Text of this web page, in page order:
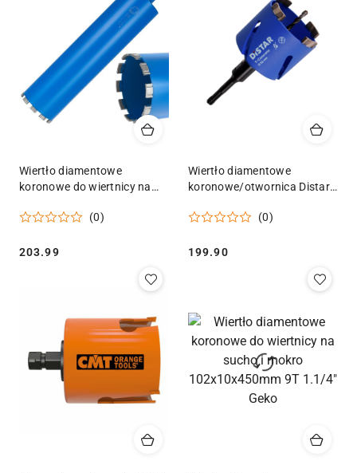
Wiertło diamentowe
koronowe do wiertnicy na
112x10x450mm 10T 1.1/4"
(0)
Cena:
203.99
Wiertło diamentowe
koronowe/otwornica Distar
4xM16
(0)
Cena:
199.90